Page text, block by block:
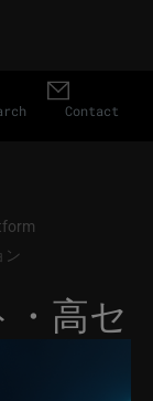
Contact
ン
高セ